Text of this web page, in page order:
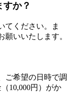
か？
てください。ま
いいたします。
ご希望の日時で調
10,000円）がか